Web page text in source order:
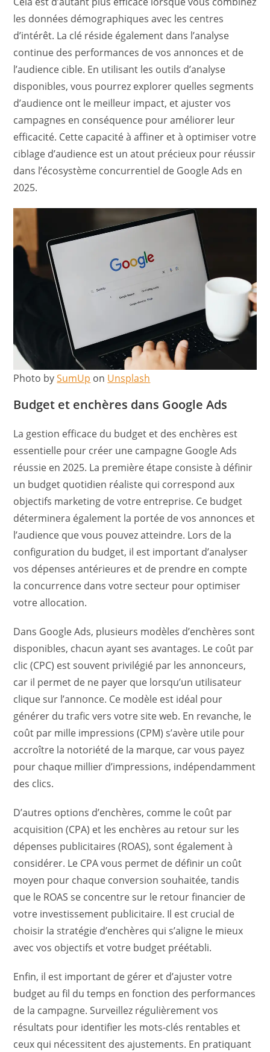
les données démographiques avec les centres
d’intérêt. La clé réside également dans l’analyse
continue des performances de vos annonces et de
l’audience cible. En utilisant les outils d’analyse
disponibles, vous pourrez explorer quelles segments
d’audience ont le meilleur impact, et ajuster vos
campagnes en conséquence pour améliorer leur
efficacité. Cette capacité à affiner et à optimiser votre
ciblage d’audience est un atout précieux pour réussir
dans l’écosystème concurrentiel de Google Ads en
2025.
Photo bySumUp on Unsplash
Budget et enchères dans Google Ads
La gestion efficace du budget et des enchères est
essentielle pour créer une campagne Google Ads
réussie en 2025. La première étape consiste à définir
un budget quotidien réaliste qui correspond aux
objectifs marketing de votre entreprise. Ce budget
déterminera également la portée de vos annonces et
l’audience que vous pouvez atteindre. Lors de la
configuration du budget, il est important d’analyser
vos dépenses antérieures et de prendre en compte
la concurrence dans votre secteur pour optimiser
votre allocation.
Dans Google Ads, plusieurs modèles d’enchères sont
disponibles, chacun ayant ses avantages. Le coût par
clic (CPC) est souvent privilégié par les annonceurs,
car il permet de ne payer que lorsqu’un utilisateur
clique sur l’annonce. Ce modèle est idéal pour
générer du trafic vers votre site web. En revanche, le
coût par mille impressions (CPM) s’avère utile pour
accroître la notoriété de la marque, car vous payez
pour chaque millier d’impressions, indépendamment
des clics.
D’autres options d’enchères, comme le coût par
acquisition (CPA) et les enchères au retour sur les
dépenses publicitaires (ROAS), sont également à
considérer. Le CPA vous permet de définir un coût
moyen pour chaque conversion souhaitée, tandis
que le ROAS se concentre sur le retour financier de
votre investissement publicitaire. Il est crucial de
choisir la stratégie d’enchères qui s’aligne le mieux
avec vos objectifs et votre budget préétabli.
Enfin, il est important de gérer et d’ajuster votre
budget au fil du temps en fonction des performances
de la campagne. Surveillez régulièrement vos
résultats pour identifier les mots-clés rentables et
ceux qui nécessitent des ajustements. En pratiquant